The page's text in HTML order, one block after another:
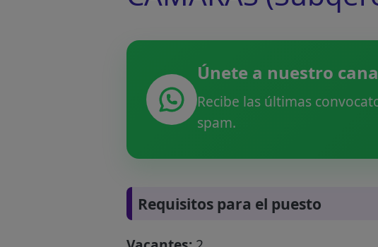
Únete a nuestro
Recibe las últimas
spam.
Requisitos para el puesto